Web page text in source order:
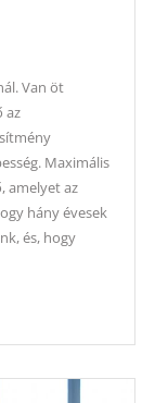
Van öt
az
Maximális
amelyet az
hány évesek
és, hogy